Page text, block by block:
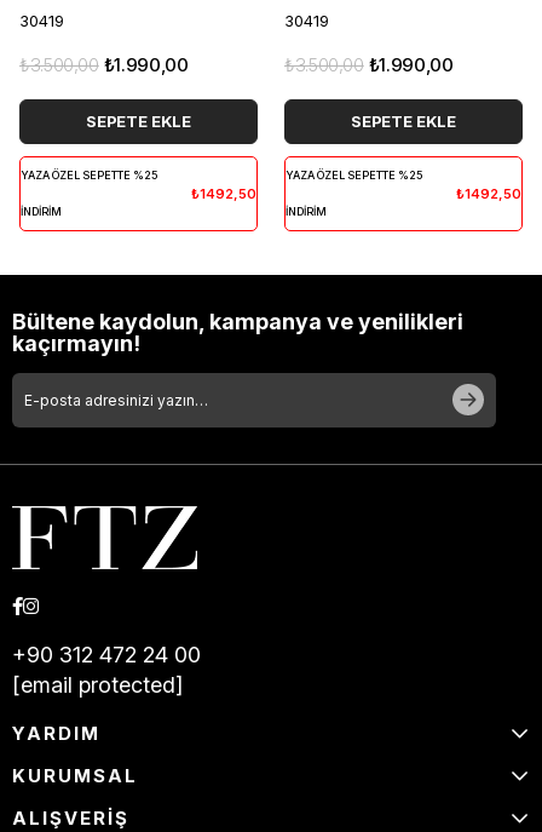
30419
₺1.990,00
₺3.500,00
SEPETE EKLE
YAZA ÖZEL SEPETTE %25
İNDİRİM
₺1492,50
30419
₺1.990,00
₺3.500,00
SEPETE EKLE
YAZA ÖZEL SEPETTE %25
İNDİRİM
₺1492,50
Bültene kaydolun, kampanya ve yenilikleri
kaçırmayın!
+90 312 472 24 00
[email protected]
YARDIM
KURUMSAL
ALIŞVERİŞ